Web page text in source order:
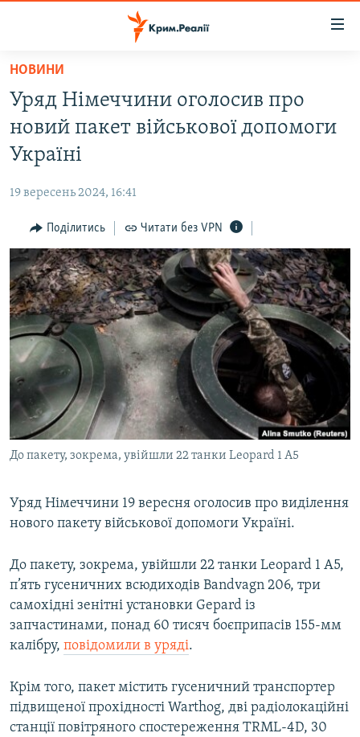
Перейти
основного
матеріалу
Перейти
до
основної
навігації
Перейти
до
пошуку
ВОДА.КРИМ
ВІДЕО ТА ФОТО
БЛОГИ
ПОГЛЯД
ІНТЕРВ'Ю
ВСЕ ЗА ДЕНЬ
СПЕЦПРОЕКТИ
ДЕПОРТАЦІЯ
ВІДЕОУРОКИ «ELIFBE»
СВІДЧЕННЯ ОКУПАЦІЇ
УКРАЇНСЬКА ПРОБЛЕМА КРИМУ
ІНФОГРАФІКА
ЯК ОБІЙТИ БЛОКУВАННЯ
Русский
Qırımtatar
ДОЛУЧАЙСЯ!
Усі сайти RFE/RL
НОВИНИ
Уряд Німеччини оголосив про
новий пакет військової допомоги
Україні
19 вересень 2024, 16:41
Поділитись Читати без VPN
До пакету, зокрема, увійшли 22 танки Leopard 1 A5
Уряд Німеччини 19 вересня оголосив про виділення
нового пакету військової допомоги Україні.
До пакету, зокрема, увійшли 22 танки Leopard 1 A5,
п’ять гусеничних всюдиходів Bandvagn 206, три
самохідні зенітні установки Gepard із
запчастинами, понад 60 тисяч боєприпасів 155-мм
калібру, повідомили в уряді.
Крім того, пакет містить гусеничний транспортер
підвищеної прохідності Warthog, дві радіолокаційні
станції повітряного спостереження TRML-4D, 30